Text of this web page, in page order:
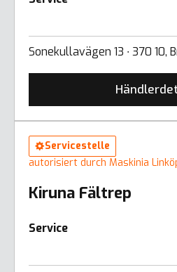
Sonekullavägen 13 ∙ 370 10,
Servicestelle
autorisiert durch Maskinia
Kiruna Fältrep
Service